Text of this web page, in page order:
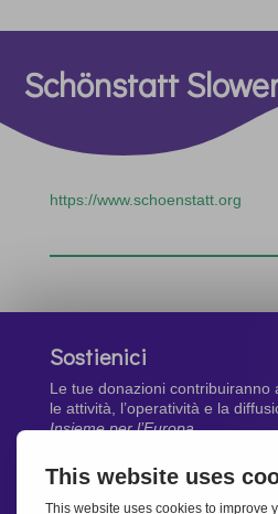
Schönstatt
https://www.schoenstatt.org
Sostienici
Le tue donazioni contribuiranno
le attività, l’operatività e la
Insieme per l’Europa.
Dona Ora